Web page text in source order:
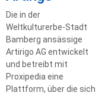
Die in der
Weltkulturerbe-Stadt
Bamberg ansässige
Artirigo AG entwickelt
und betreibt mit
Proxipedia eine
Plattform, über die sich